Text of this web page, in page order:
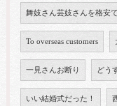
舞妓さん芸妓さんを格安
To overseas customers
一見さんお断り どう
いい結婚式だった！